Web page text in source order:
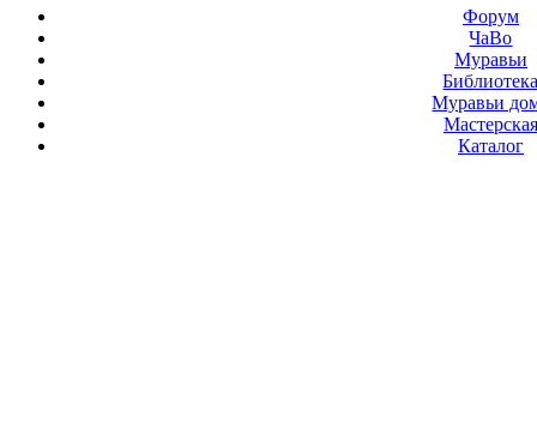
Форум
ЧаВо
Муравьи
Муравьи
Мастерская
Каталог